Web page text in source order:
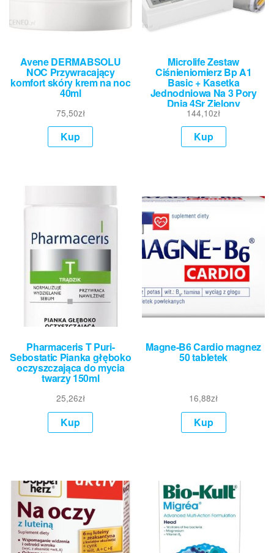
Avene DERMABSOLU
NOC Przywracający
komfort skóry krem na noc
40ml
75,50zł
Kup
Microlife Zestaw
Ciśnieniomierz Bp A1
Basic + Kasetka
Jednodniowa Na 3 Pory
Dnia 4Sr Zielony
144,10zł
Kup
Pharmaceris T Puri-
Sebostatic Pianka głęboko
oczyszczająca do mycia
twarzy 150ml
25,26zł
Kup
Magne-B6 Cardio magnez
50 tabletek
16,88zł
Kup